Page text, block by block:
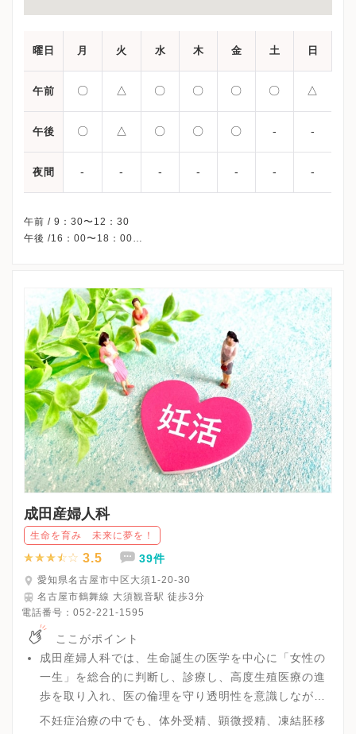
曜日 月 火 水 木 金 土 日
午前 〇 △ 〇 〇 〇 〇 △
午後 〇 △ 〇 〇 〇 - -
夜間 - - - - - - -
午前 / 9：30〜12：30
午後 /16：00〜18：00
※土曜午後・日曜午後・祝日午後、休診
※完全予約制です。
※詳細はクリニックHPを確認、または直接お問い合わせくださ
成田産婦人科
生命を育み 未来に夢を！
3.5 39件
愛知県名古屋市中区大須1-20-30
名古屋市鶴舞線 大須観音駅 徒歩3分
電話番号： 052-221-1595
ここがポイント
成田産婦人科では、生命誕生の医学を中心に「女性の
一生」を総合的に判断し、診療し、高度生殖医療の進
歩を取り入れ、医の倫理を守り透明性を意識しながら
情報を開示することに努めています。
不妊症治療の中でも、体外受精、顕微授精、凍結胚移